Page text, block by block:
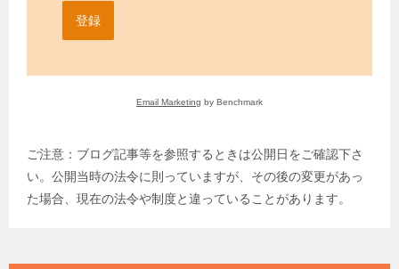
登録
Email Marketing by Benchmark
ご注意：ブログ記事等を参照するときは公開日をご確認下さ
い。公開当時の法令に則っていますが、その後の変更があっ
た場合、現在の法令や制度と違っていることがあります。